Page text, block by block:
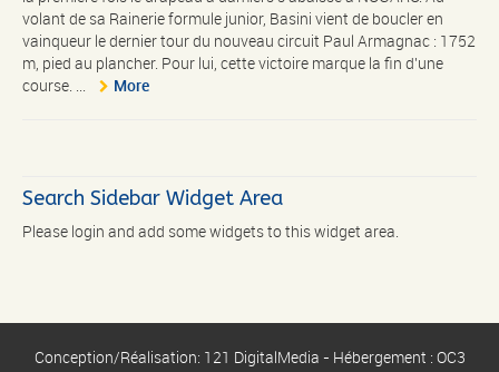
volant de sa Rainerie formule junior, Basini vient de boucler en
vainqueur le dernier tour du nouveau circuit Paul Armagnac : 1752
m, pied au plancher. Pour lui, cette victoire marque la fin d'une
course. ...
More
Search Sidebar Widget Area
Please login and add some widgets to this widget area.
Conception/Réalisation: 121 DigitalMedia - Hébergement : OC3